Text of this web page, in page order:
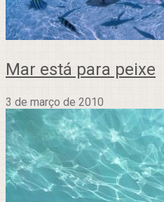
Mar está para peixe
3 de março de 2010